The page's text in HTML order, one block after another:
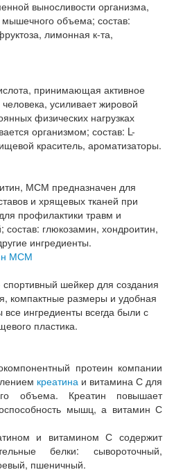
МСМ
протеин компании
креатина и витамина С для
объема. Креатин повышает
мышц, а витамин С
и витамином С содержит
белки: сывороточный,
пшеничный.